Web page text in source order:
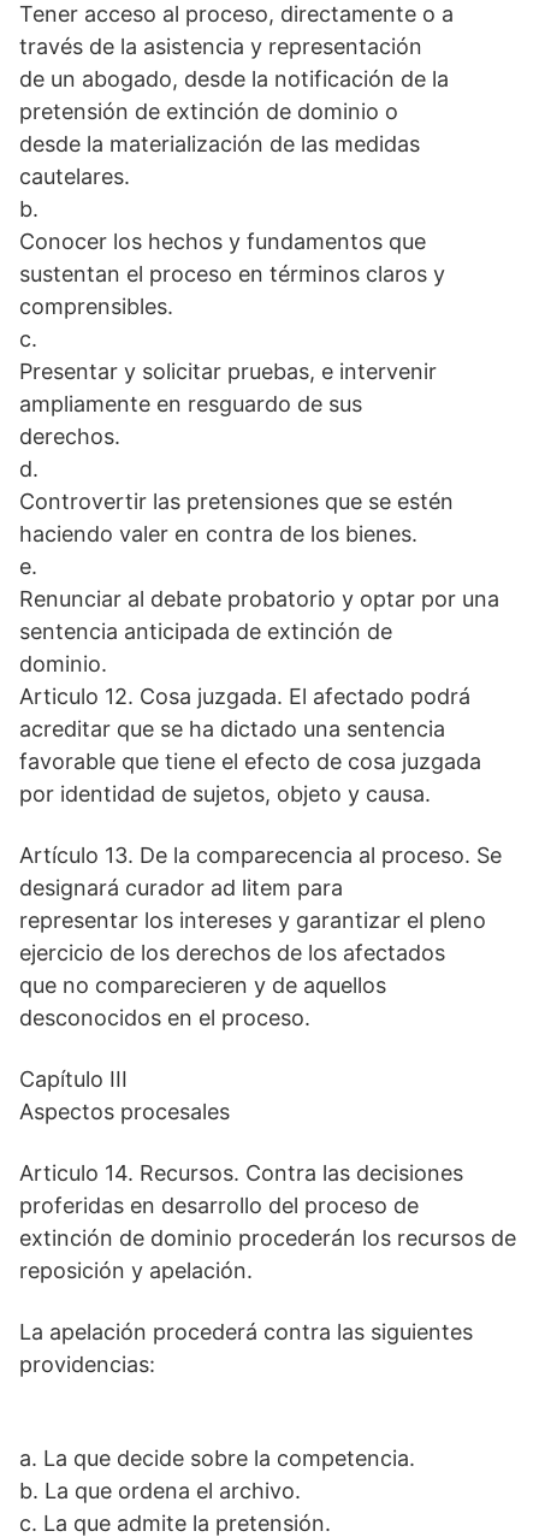
Tener acceso al proceso, directamente o a
través de la asistencia y representación
de un abogado, desde la notificación de la
pretensión de extinción de dominio o
desde la materialización de las medidas
cautelares.
b.
Conocer los hechos y fundamentos que
sustentan el proceso en términos claros y
comprensibles.
c.
Presentar y solicitar pruebas, e intervenir
ampliamente en resguardo de sus
derechos.
d.
Controvertir las pretensiones que se estén
haciendo valer en contra de los bienes.
e.
Renunciar al debate probatorio y optar por una
sentencia anticipada de extinción de
dominio.
Articulo 12. Cosa juzgada. El afectado podrá
acreditar que se ha dictado una sentencia
favorable que tiene el efecto de cosa juzgada
por identidad de sujetos, objeto y causa.
Artículo 13. De la comparecencia al proceso. Se
designará curador ad litem para
representar los intereses y garantizar el pleno
ejercicio de los derechos de los afectados
que no comparecieren y de aquellos
desconocidos en el proceso.
Capítulo III
Aspectos procesales
Articulo 14. Recursos. Contra las decisiones
proferidas en desarrollo del proceso de
extinción de dominio procederán los recursos de
reposición y apelación.
La apelación procederá contra las siguientes
providencias:
a. La que decide sobre la competencia.
b. La que ordena el archivo.
c. La que admite la pretensión.